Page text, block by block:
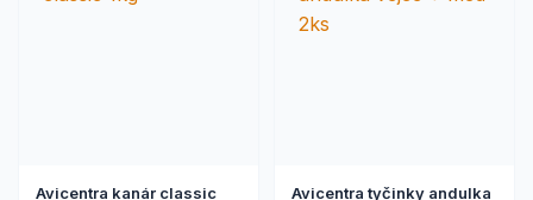
Avicentra kanár classic
Avicentra tyčinky andulka